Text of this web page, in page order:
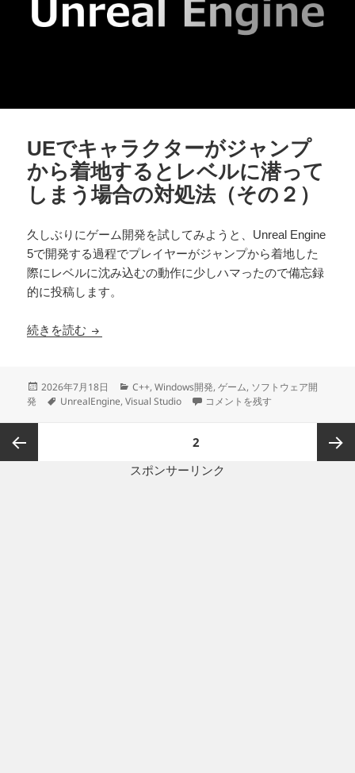
UEでキャラクターがジャンプ
から着地するとレベルに潜って
しまう場合の対処法（その２）
久しぶりにゲーム開発を試してみようと、Unreal Engine
5で開発する過程でプレイヤーがジャンプから着地した
際にレベルに沈み込むの動作に少しハマったので備忘録
的に投稿します。
続きを読む UEでキャラクターがジャンプから着地するとレ
投
稿
2026年7月18日
カ
テ
C++,Windows開発,ゲーム, ソフトウェア開
発
タ
UnrealEngine,Visual Studio UEでキャラクターがジャンプか
コメントを残す
ページ2
スポンサーリンク